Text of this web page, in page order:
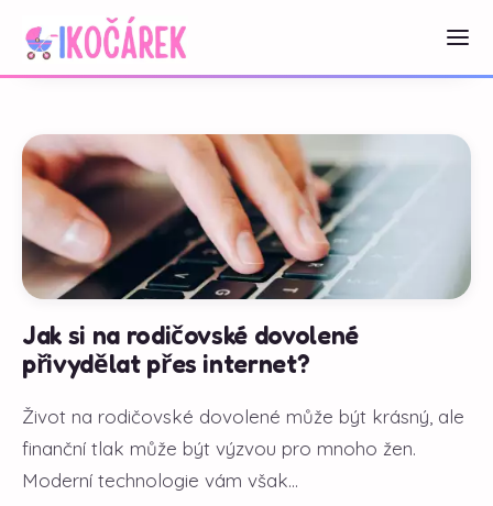
Jak si na rodičovské dovolené
přivydělat přes internet?
Život na rodičovské dovolené může být krásný, ale
finanční tlak může být výzvou pro mnoho žen.
Moderní technologie vám však...